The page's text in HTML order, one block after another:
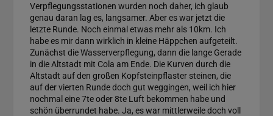
Verpflegungsstationen wurden noch daher, ich glaub
genau daran lag es, langsamer. Aber es war jetzt die
letzte Runde. Noch einmal etwas mehr als 10km. Ich
habe es mir dann wirklich in kleine Häppchen aufgeteilt.
Zunächst die Wasserverpflegung, dann die lange Gerade
in die Altstadt mit Cola am Ende. Die Kurven durch die
Altstadt auf den großen Kopfsteinpflaster steinen, die
auf der vierten Runde doch gut weggingen, weil ich hier
nochmal eine 7te oder 8te Luft bekommen habe und
schön überrundet habe. Ja, es war mittlerweile doch voll